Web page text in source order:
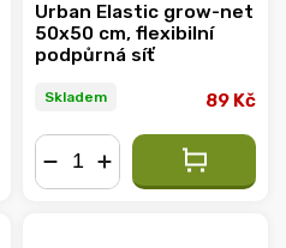
Urban Elastic grow-net
50x50 cm, flexibilní
podpůrná síť
Skladem 89 Kč